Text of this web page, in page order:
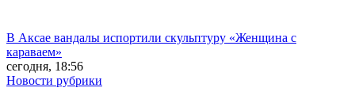
В Аксае вандалы испортили скульптуру «Женщина с
караваем»
сегодня, 18:56
Новости рубрики